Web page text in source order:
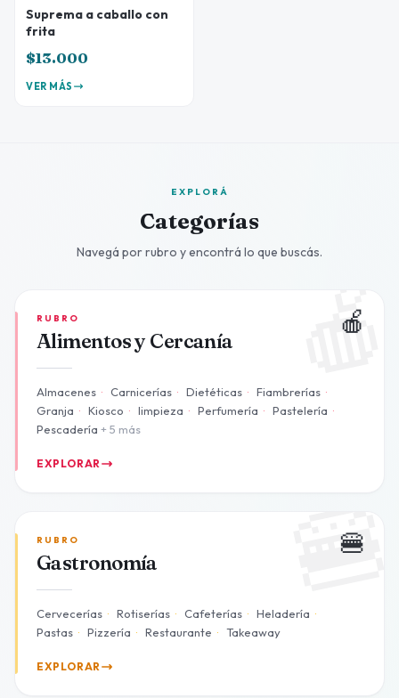
Suprema a caballo con
frita
$13.000
VER MÁS
EXPLORÁ
Categorías
Navegá por rubro y encontrá lo que buscás.
🍎
RUBRO
Alimentos y Cercanía
Almacenes · Carnicerías · Dietéticas · Fiambrerías ·
Granja · Kiosco · limpieza · Perfumería · Pastelería ·
Pescadería + 5 más
EXPLORAR
🍔
RUBRO
Gastronomía
Cervecerías · Rotiserías · Cafeterías · Heladería ·
Pastas · Pizzería · Restaurante · Takeaway
EXPLORAR